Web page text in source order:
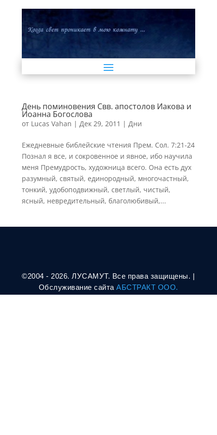
День поминовения Свв. апостолов Иакова и
Иоанна Богослова
от Lucas Vahan | Дек 29, 2011 | Дни
Ежедневные библейские чтения Прем. Сол. 7:21-24
Познал я все, и сокровенное и явное, ибо научила
меня Премудрость, художница всего. Она есть дух
разумный, святый, единородный, многочастный,
тонкий, удобоподвижный, светлый, чистый,
ясный, невредительный, благолюбивый,...
©2004 - 2026. ЛУСАМУТ. Все права защищены. |
Oбслуживание сайтаАБСТРАКТ ООО.